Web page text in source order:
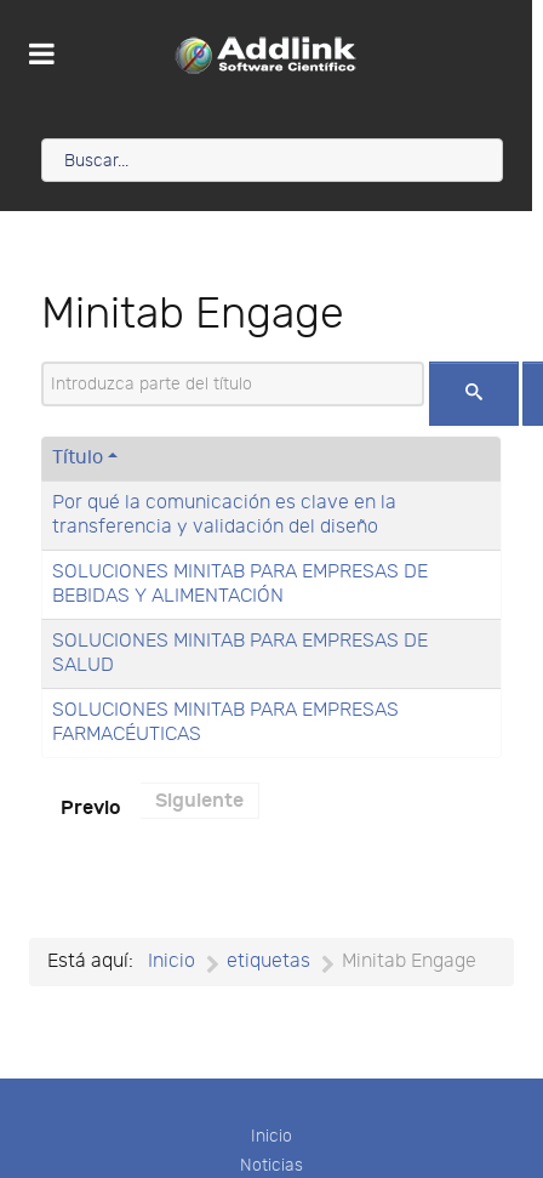
Minitab Engage
Introduzca parte del título
Título
Por qué la comunicación es clave en la
transferencia y validación del diseño
SOLUCIONES MINITAB PARA EMPRESAS DE
BEBIDAS Y ALIMENTACIÓN
SOLUCIONES MINITAB PARA EMPRESAS DE
SALUD
SOLUCIONES MINITAB PARA EMPRESAS
FARMACÉUTICAS
Previo Siguiente
Está aquí: Inicio etiquetas Minitab Engage
Inicio
Noticias